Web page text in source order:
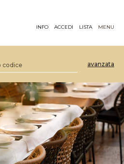
INFO ACCEDI LISTA MENU
avanzata